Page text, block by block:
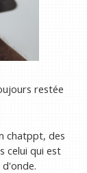
restée
chatppt, des
celui qui est